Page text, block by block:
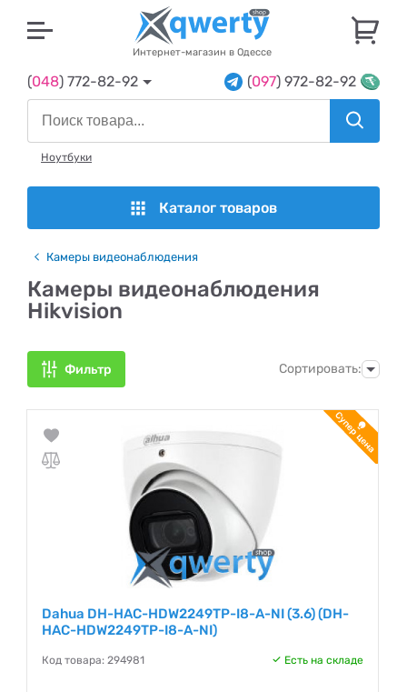
Интернет-магазин в Одессе
(048) 772-82-92 (097) 972-82-92
Ноутбуки
Каталог товаров
Камеры видеонаблюдения
Камеры видеонаблюдения
Hikvision
Фильтр Сортировать:
Dahua DH-HAC-HDW2249TP-I8-A-NI (3.6) (DH-
HAC-HDW2249TP-I8-A-NI)
Код товара: 294981 Есть на складе